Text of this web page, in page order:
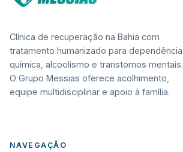
Clínica de recuperação na Bahia com
tratamento humanizado para dependência
química, alcoolismo e transtornos mentais.
O Grupo Messias oferece acolhimento,
equipe multidisciplinar e apoio à família.
NAVEGAÇÃO